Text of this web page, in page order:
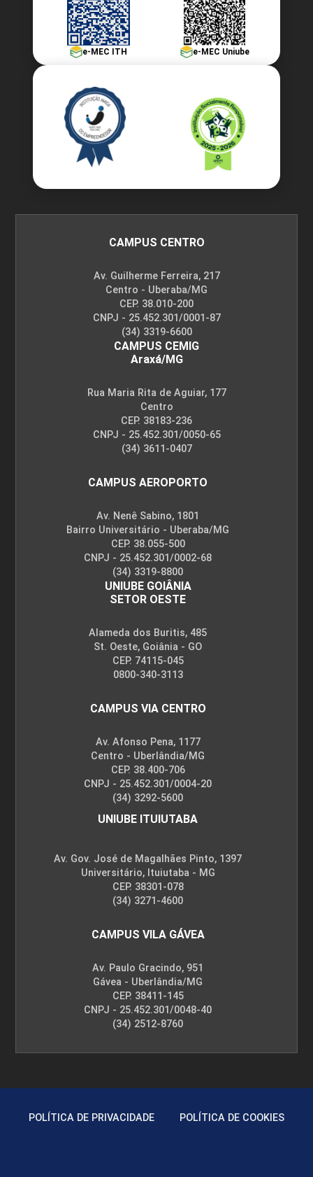
e-MEC ITH e-MEC Uniube
CAMPUS CENTRO
Av. Guilherme Ferreira, 217
Centro - Uberaba/MG
CEP. 38.010-200
CNPJ - 25.452.301/0001-87
(34) 3319-6600
CAMPUS CEMIG
Araxá/MG
Rua Maria Rita de Aguiar, 177
Centro
CEP. 38183-236
CNPJ - 25.452.301/0050-65
(34) 3611-0407
CAMPUS AEROPORTO
Av. Nenê Sabino, 1801
Bairro Universitário - Uberaba/MG
CEP. 38.055-500
CNPJ - 25.452.301/0002-68
(34) 3319-8800
UNIUBE GOIÂNIA
SETOR OESTE
Alameda dos Buritis, 485
St. Oeste, Goiânia - GO
CEP. 74115-045
0800-340-3113
CAMPUS VIA CENTRO
Av. Afonso Pena, 1177
Centro - Uberlândia/MG
CEP. 38.400-706
CNPJ - 25.452.301/0004-20
(34) 3292-5600
UNIUBE ITUIUTABA
Av. Gov. José de Magalhães Pinto, 1397
Universitário, Ituiutaba - MG
CEP. 38301-078
(34) 3271-4600
CAMPUS VILA GÁVEA
Av. Paulo Gracindo, 951
Gávea - Uberlândia/MG
CEP. 38411-145
CNPJ - 25.452.301/0048-40
(34) 2512-8760
POLÍTICA DE PRIVACIDADE POLÍTICA DE COOKIES